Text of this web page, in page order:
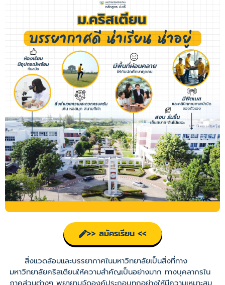
>> สมัครเรียน <<
สิ่งแวดล้อมและบรรยากาศในมหาวิทยาลัยเป็นสิ่งที่ทาง
มหาวิทยาลัยคริสเตียนให้ความสำคัญเป็นอย่างมาก ทางบุคลากรใน